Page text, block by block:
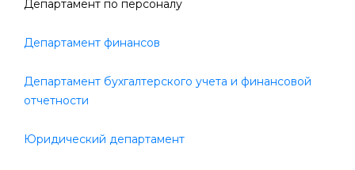
Департамент по персоналу
Департамент финансов
Департамент бухгалтерского учета и финансовой
отчетности
Юридический департамент